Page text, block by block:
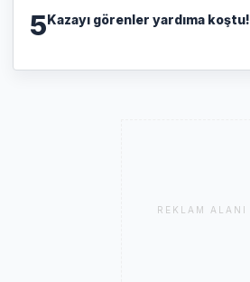
5Kazayı görenler yardıma koştu!
REKLAM ALANI